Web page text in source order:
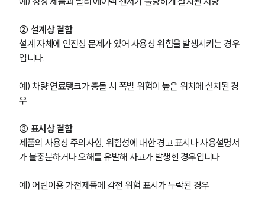
② 설계상 결함
설계 자체에 안전상 문제가 있어 사용상 위험을 발생시키는 경우
입니다.
예) 차량 연료탱크가 충돌 시 폭발 위험이 높은 위치에 설치된 경
우
③ 표시상 결함
제품의 사용상 주의사항, 위험성에 대한 경고 표시나 사용설명서
가 불충분하거나 오해를 유발해 사고가 발생한 경우입니다.
예) 어린이용 가전제품에 감전 위험 표시가 누락된 경우